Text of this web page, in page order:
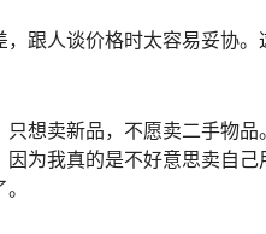
，跟人谈价格时太容易妥协
只想卖新品，不愿卖二手物
因为我真的是不好意思卖自